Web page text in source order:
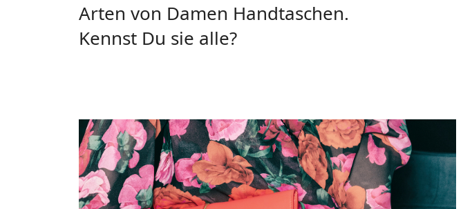
Arten von Damen Handtaschen.
Kennst Du sie alle?